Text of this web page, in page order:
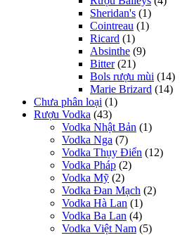
Sheridan's (1)
Cointreau (1)
Ricard (1)
Absinthe (9)
Bitter (21)
Bols rượu mùi (14)
Marie Brizard (14)
Chưa phân loại (1)
Rượu Vodka (43)
Vodka Nhật Bản (1)
Vodka Nga (7)
Vodka Thụy Điển (12)
Vodka Pháp (2)
Vodka Mỹ (2)
Vodka Đan Mạch (2)
Vodka Hà Lan (1)
Vodka Ba Lan (4)
Vodka Việt Nam (5)